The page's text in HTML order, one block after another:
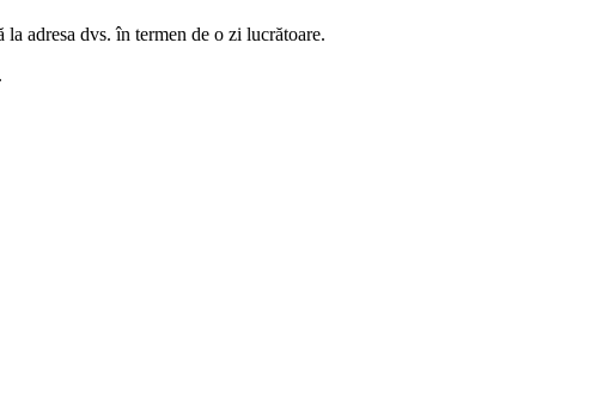
adresa dvs. în termen de o zi lucrătoare.